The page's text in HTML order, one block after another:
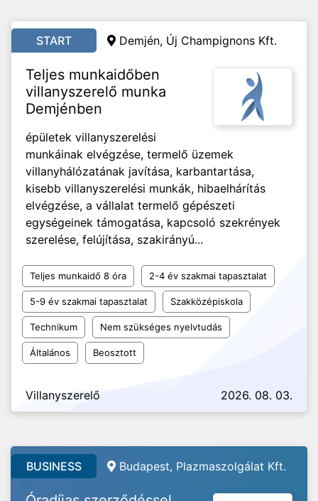
START Demjén, Új Champignons Kft.
Teljes munkaidőben
villanyszerelő munka
Demjénben
épületek villanyszerelési
munkáinak elvégzése, termelő üzemek
villanyhálózatának javítása, karbantartása,
kisebb villanyszerelési munkák, hibaelhárítás
elvégzése, a vállalat termelő gépészeti
egységeinek támogatása, kapcsoló szekrények
szerelése, felújítása, szakirányú...
Teljes munkaidő 8 óra 2-4 év szakmai tapasztalat
5-9 év szakmai tapasztalat Szakközépiskola
Technikum Nem szükséges nyelvtudás
Általános Beosztott
Villanyszerelő 2026. 08. 03.
BUSINESS Budapest, Plazmaszolgálat Kft.